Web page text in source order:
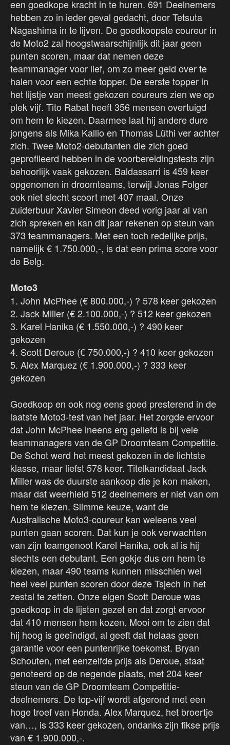
een goedkope kracht in te huren. 691 Deelnemers
hebben zo in ieder geval gedacht, door Tetsuta
Nagashima in te lijven. De goedkoopste coureur in
de Moto2 zal hoogstwaarschijnlijk dit jaar geen
punten scoren, maar dat nemen deze
teammanager voor lief, om zo meer geld over te
halen voor een echte topper. De eerste topper in
het lijstje van meest gekozen coureurs zien we op
plek vijf. Tito Rabat heeft 356 mensen overtuigd
om hem te kiezen. Daarmee laat hij andere dure
jongens als Mika Kallio en Thomas Lüthi ver achter
zich. Twee Moto2-debutanten die zich goed
geprofileerd hebben in de voorbereidingstests zijn
behoorlijk vaak gekozen. Baldassarri is 459 keer
opgenomen in droomteams, terwijl Jonas Folger
ook niet slecht scoort met 407 maal. Onze
zuiderbuur Xavier Simeon deed vorig jaar al van
zich spreken en kan dit jaar rekenen op steun van
373 teammanagers. Met een toch redelijke prijs,
namelijk € 1.750.000,-, is dat een prima score voor
de Belg.
Moto3
1. John McPhee (€ 800.000,-) ? 578 keer gekozen
2. Jack Miller (€ 2.100.000,-) ? 512 keer gekozen
3. Karel Hanika (€ 1.550.000,-) ? 490 keer
gekozen
4. Scott Deroue (€ 750.000,-) ? 410 keer gekozen
5. Alex Marquez (€ 1.900.000,-) ? 333 keer
gekozen
Goedkoop en ook nog eens goed presterend in de
laatste Moto3-test van het jaar. Het zorgde ervoor
dat John McPhee ineens erg geliefd is bij vele
teammanagers van de GP Droomteam Competitie.
De Schot werd het meest gekozen in de lichtste
klasse, maar liefst 578 keer. Titelkandidaat Jack
Miller was de duurste aankoop die je kon maken,
maar dat weerhield 512 deelnemers er niet van om
hem te kiezen. Slimme keuze, want de
Australische Moto3-coureur kan weleens veel
punten gaan scoren. Dat kun je ook verwachten
van zijn teamgenoot Karel Hanika, ook al is hij
slechts een debutant. Een gokje dus om hem te
kiezen, maar 490 teams kunnen misschien wel
heel veel punten scoren door deze Tsjech in het
zestal te zetten. Onze eigen Scott Deroue was
goedkoop in de lijsten gezet en dat zorgt ervoor
dat 410 mensen hem kozen. Mooi om te zien dat
hij hoog is geeïndigd, al geeft dat helaas geen
garantie voor een puntenrijke toekomst. Bryan
Schouten, met eenzelfde prijs als Deroue, staat
genoteerd op de negende plaats, met 204 keer
steun van de GP Droomteam Competitie-
deelnemers. De top-vijf wordt afgerond met een
hoge troef van Honda. Alex Marquez, het broertje
van…, is 333 keer gekozen, ondanks zijn fikse prijs
van € 1.900.000,-.